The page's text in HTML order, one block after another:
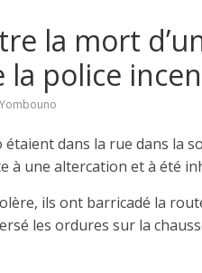
la mort
la police
étaient dans la rue dans la
à une altercation et à été
ils ont barricadé la
les ordures sur la